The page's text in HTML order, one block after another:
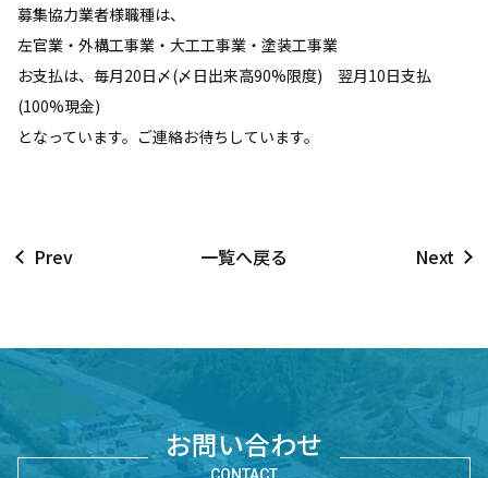
募集協力業者様職種は、
左官業・外構工事業・大工工事業・塗装工事業
お支払は、毎月20日〆(〆日出来高90%限度) 翌月10日支払
(100%現金)
となっています。ご連絡お待ちしています。
Prev 一覧へ戻る Next
お問い合わせ